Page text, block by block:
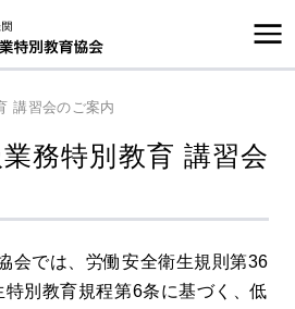
講習会のご案内
務特別教育 講習会
会では、労働安全衛生規則第36
別教育規程第6条に基づく、低